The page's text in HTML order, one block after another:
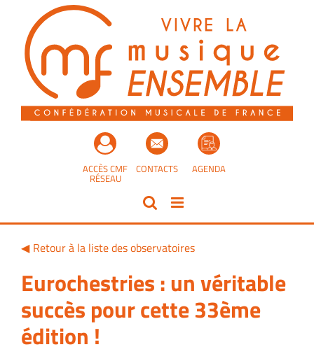
contenu
AGENDA
CONTACTS
ACCÈS CMF
RÉSEAU
Retour à la liste des observatoires
Eurochestries : un véritable
succès pour cette 33ème
édition !